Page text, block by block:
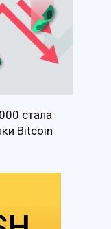
стала
Bitcoin